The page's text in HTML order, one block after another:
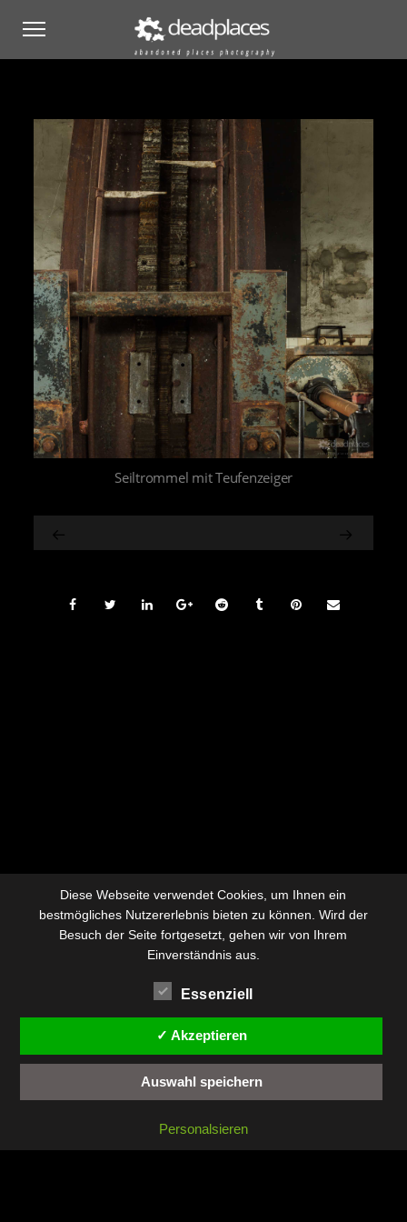
Seiltrommel mit Teufenzeiger
Diese Webseite verwendet Cookies, um Ihnen ein
bestmögliches Nutzererlebnis bieten zu können. Wird der
Besuch der Seite fortgesetzt, gehen wir von Ihrem
Einverständnis aus.
Essenziell
✓ Akzeptieren
Auswahl speichern
Personalsieren